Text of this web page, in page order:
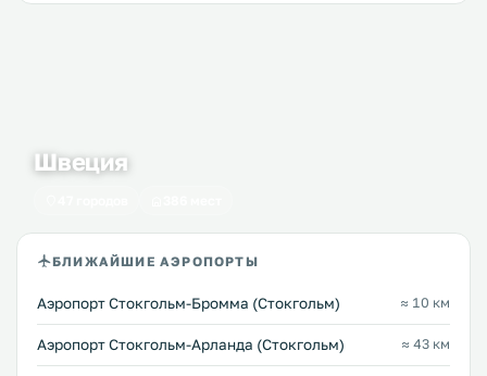
Швеция
БЛИЖАЙШИЕ АЭРОПОРТЫ
Аэропорт Стокгольм-Бромма (Стокгольм) ≈ 10 км
Аэропорт Стокгольм-Арланда (Стокгольм) ≈ 43 км